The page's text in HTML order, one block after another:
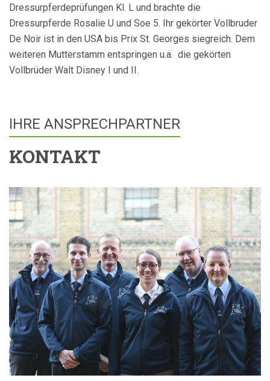
Dressurpferdeprüfungen Kl. L und brachte die
Dressurpferde Rosalie U und Soe 5. Ihr gekörter Vollbruder
De Noir ist in den USA bis Prix St. Georges siegreich. Dem
weiteren Mutterstamm entspringen u.a. die gekörten
Vollbrüder Walt Disney I und II.
KONTAKT
IHRE ANSPRECHPARTNER